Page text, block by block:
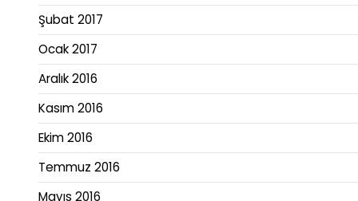
Şubat 2017
Ocak 2017
Aralık 2016
Kasım 2016
Ekim 2016
Temmuz 2016
Mayıs 2016